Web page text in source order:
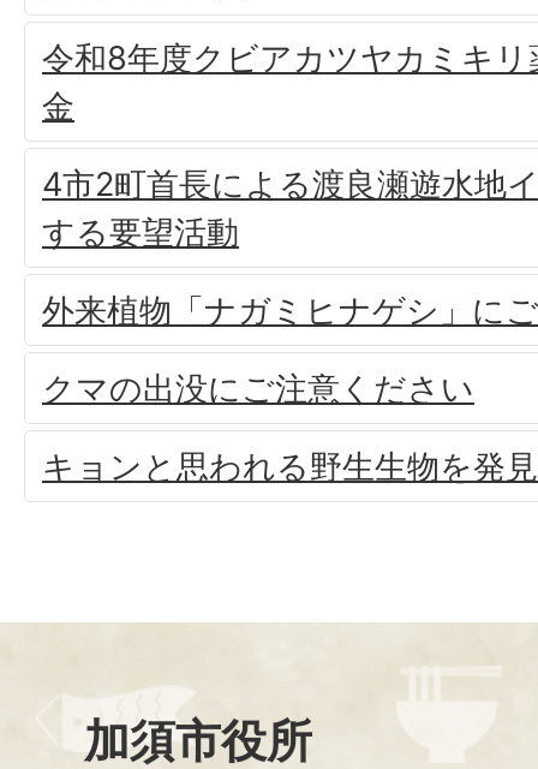
令和8年度クビアカツヤカミキリ
金
4市2町首長による渡良瀬遊水地
する要望活動
外来植物「ナガミヒナゲシ」に
クマの出没にご注意ください
キョンと思われる野生生物を発
加須市役所